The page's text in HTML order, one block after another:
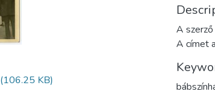
(106.25 KB)
A
A címet